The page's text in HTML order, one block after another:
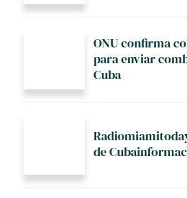
ONU confirma
para enviar
Cuba
de